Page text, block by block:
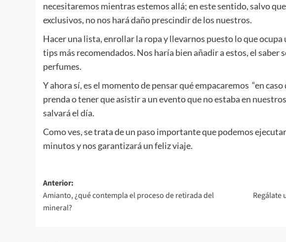
necesitaremos mientras estemos allá; en este sentido, salvo
exclusivos, no nos hará daño prescindir de los nuestros.
Hacer una lista, enrollar la ropa y llevarnos puesto lo que ocupa
tips más recomendados. Nos haría bien añadir a estos, el saber
perfumes.
Y ahora sí, es el momento de pensar qué empacaremos “en
prenda o tener que asistir a un evento que no estaba en
salvará el día.
Como ves, se trata de un paso importante que podemos
minutos y nos garantizará un feliz viaje.
Navegación
de
entradas
Anterior:
Amianto, ¿qué contempla el proceso de retirada del
mineral?
Regálate